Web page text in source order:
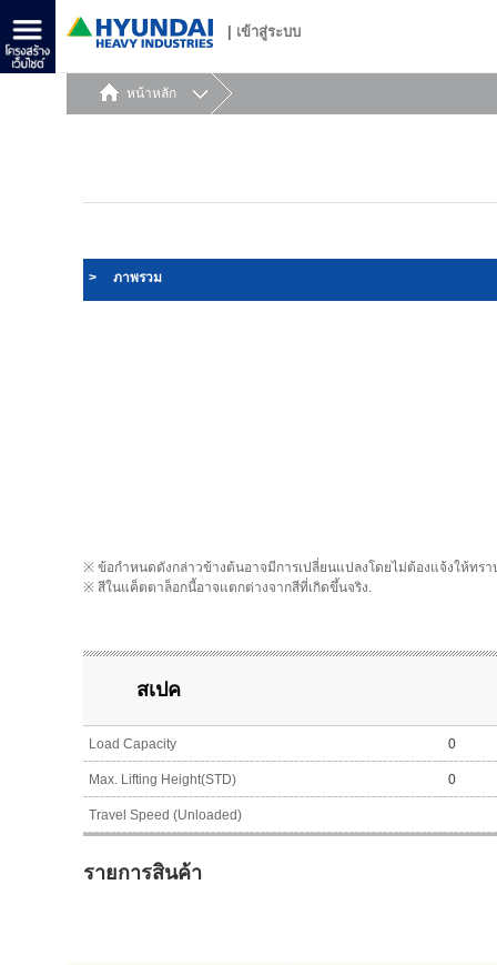
เข้าสู่ระบบ
หน้าหลัก
> ภาพรวม
※ ข้อกำหนดดังกล่าวข้างต้นอาจมีการเปลี่ยนแปลงโดยไม่ต้องแจ้งให้ทร
※ สีในแค็ตตาล็อกนี้อาจแตกต่างจากสีที่เกิดขึ้นจริง.
สเปค
Load Capacity 0
Max. Lifting Height(STD) 0
Travel Speed (Unloaded)
รายการสินค้า